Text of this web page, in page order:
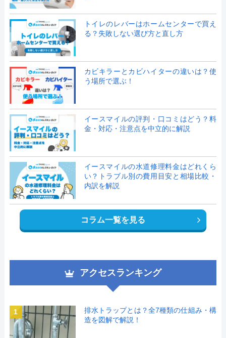
トイレのレバーはホームセンターで買え
る？失敗しない選び方と直し方
カビキラーとカビハイターの違いは？使
う場所で選ぶ！
イースマイルの評判・口コミはどう？料
金・対応・注意点を中立的に解説
イースマイルの水道修理料金はどれくら
い？トラブル別の費用目安と相場比較・
内訳を解説
コラム一覧を見る
アクセスランキング
1
排水トラップとは？全7種類の仕組み・構
造を図解で解説！